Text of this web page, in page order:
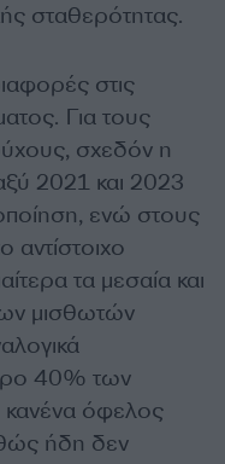
σταθερότητας.
στις
Για τους
σχεδόν η
2021 και 2023
ενώ στους
αντίστοιχο
τα μεσαία και
μισθωτών
40% των
όφελος
ήδη δεν